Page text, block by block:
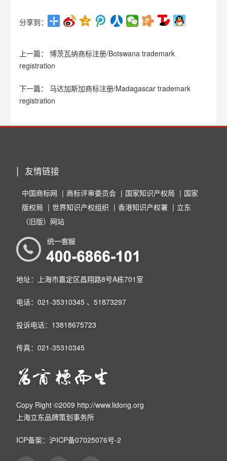
分享到：
上一篇： 博茨瓦纳商标注册/Botswana trademark
registration
下一篇： 马达加斯加商标注册/Madagascar trademark
registration
友情链接
中国商标网 商标评审委员会 国家知识产权局
国家
版权局
世界知识产权组织 香港知识产权署
立东
（旧版）网站
地址：上海市嘉定区昌翔路8号A栋701室
电话：021-35310345 、51873297
投诉电话：13818675723
传真：021-35310345
Copy Right ©2009 http://www.lidong.org
上海立东品牌策划事务所
ICP备案：沪ICP备07025076号-2